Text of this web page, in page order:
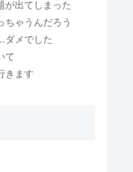
出てしまった
ちゃうんだろう
ダメでした
て
きます